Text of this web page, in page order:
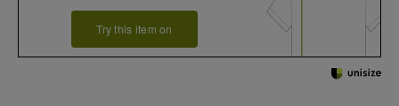
Try this item on